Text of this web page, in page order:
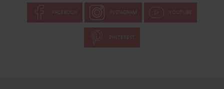
FACEBOOK INSTAGRAM YOUTUBE
PINTEREST